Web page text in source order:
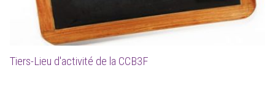
Tiers-Lieu d'activité de la CCB3F